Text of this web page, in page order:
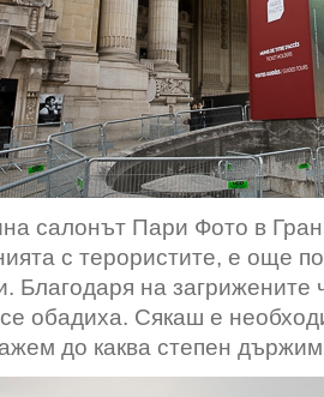
салонът Пари Фото в
с терористите, е още
Благодаря на загрижените
обадиха. Сякаш е
до каква степен